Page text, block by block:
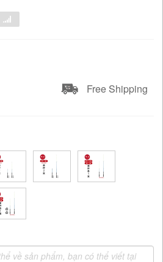
Free Shipping